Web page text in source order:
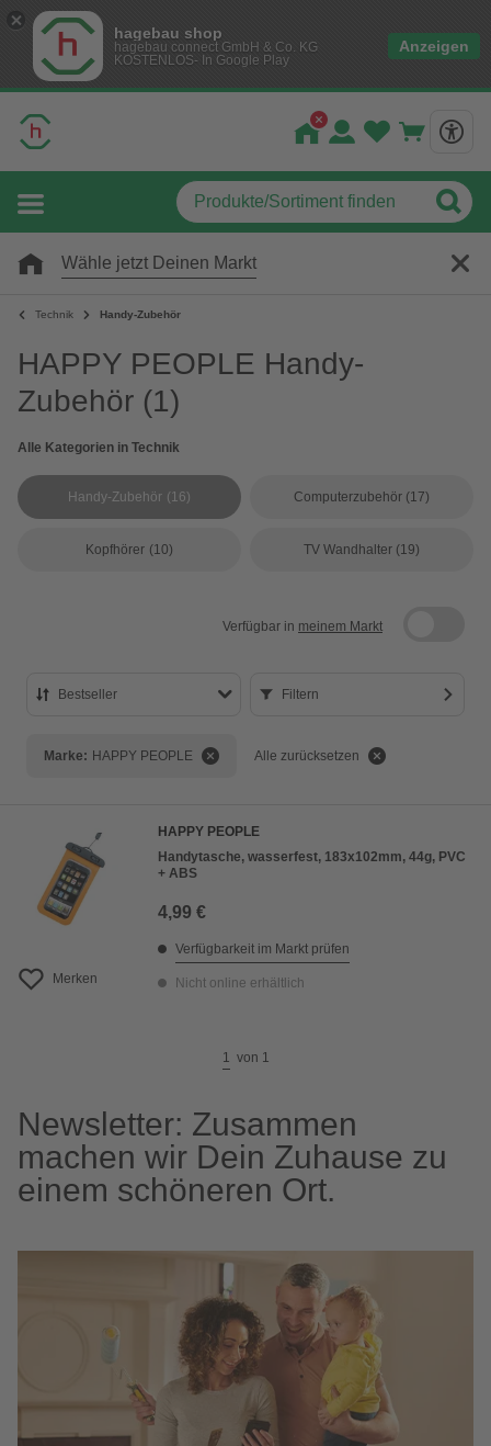
hagebau shop
hagebau connect GmbH & Co. KG
KOSTENLOS- In Google Play
Anzeigen
Wähle jetzt Deinen Markt
Technik Handy-Zubehör
HAPPY PEOPLE Handy-
Zubehör (1)
Alle Kategorien in Technik
Handy-Zubehör (16) Computerzubehör (17)
Kopfhörer (10) TV Wandhalter (19)
Verfügbar in meinem Markt
Bestseller
Bewertung
Filtern
Marke: HAPPY PEOPLE Alle zurücksetzen
Merken
HAPPY PEOPLE
Handytasche, wasserfest, 183x102mm, 44g, PVC
+ ABS
4,99 €
Verfügbarkeit im Markt prüfen
Nicht online erhältlich
1 von 1
Newsletter: Zusammen
machen wir Dein Zuhause zu
einem schöneren Ort.